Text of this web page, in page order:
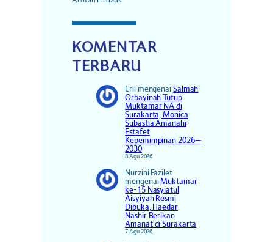
KOMENTAR
TERBARU
ErlimengenaiSalmah
Orbayinah Tutup
Muktamar NA di
Surakarta, Monica
Subastia Amanahi
Estafet
Kepemimpinan 2026–
2030
8 Agu 2026
Nurzini Fazilet
mengenaiMuktamar
ke-15 Nasyiatul
Aisyiyah Resmi
Dibuka, Haedar
Nashir Berikan
Amanat di Surakarta
7 Agu 2026